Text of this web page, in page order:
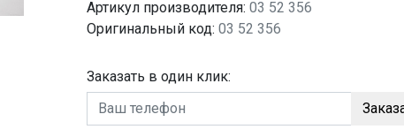
Артикул производителя: 03 52 356
Оригинальный код: 03 52 356
Заказать в один клик: